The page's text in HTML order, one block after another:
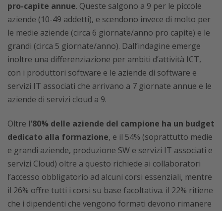
pro-capite annue. Queste salgono a 9 per le piccole
aziende (10-49 addetti), e scendono invece di molto per
le medie aziende (circa 6 giornate/anno pro capite) e le
grandi (circa 5 giornate/anno). Dall’indagine emerge
inoltre una differenziazione per ambiti d’attività ICT,
con i produttori software e le aziende di software e
servizi IT associati che arrivano a 7 giornate annue e le
aziende di servizi cloud a 9.
Oltre l’80% delle aziende del campione ha un budget
dedicato alla formazione, e il 54% (soprattutto medie
e grandi aziende, produzione SW e servizi IT associati e
servizi Cloud) oltre a questo richiede ai collaboratori
l’accesso obbligatorio ad alcuni corsi essenziali, mentre
il 26% offre tutti i corsi su base facoltativa. il 22% ritiene
che i dipendenti che vengono formati devono rimanere